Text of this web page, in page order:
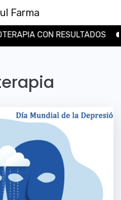
COMUNIDAD DE
Farma